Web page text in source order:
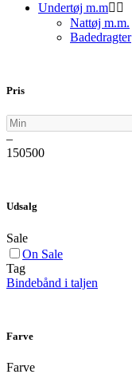
Undertøj m.m 
Nattøj m.m.
Badedragter
Pris
Min
–
150500
Udsalg
Sale
On Sale
Tag
Bindebånd i taljen
Farve
Farve